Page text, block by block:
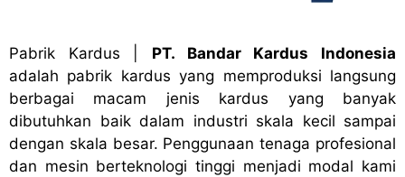
Pabrik Kardus
PT. Bandar Kardus Indonesia
adalah pabrik kardus yang memproduksi langsung
berbagai macam jenis kardus yang banyak
dibutuhkan baik dalam industri skala kecil sampai
dengan skala besar. Penggunaan tenaga profesional
dan mesin berteknologi tinggi menjadi modal kami